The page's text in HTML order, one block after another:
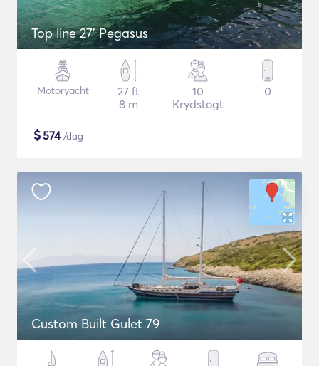
Top line 27’ Pegasus
Motoryacht
27 ft
8 m
10
Krydstogt
0
$574/dag
Custom Built Gulet 79